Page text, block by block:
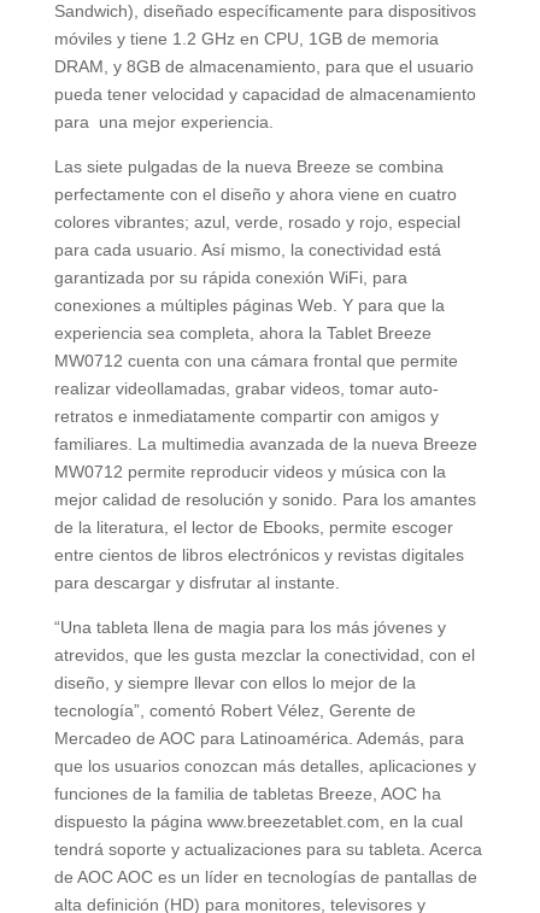
Sandwich), diseñado específicamente para dispositivos
móviles y tiene 1.2 GHz en CPU, 1GB de memoria
DRAM, y 8GB de almacenamiento, para que el usuario
pueda tener velocidad y capacidad de almacenamiento
para una mejor experiencia.
Las siete pulgadas de la nueva Breeze se combina
perfectamente con el diseño y ahora viene en cuatro
colores vibrantes; azul, verde, rosado y rojo, especial
para cada usuario. Así mismo, la conectividad está
garantizada por su rápida conexión WiFi, para
conexiones a múltiples páginas Web. Y para que la
experiencia sea completa, ahora la Tablet Breeze
MW0712 cuenta con una cámara frontal que permite
realizar videollamadas, grabar videos, tomar auto-
retratos e inmediatamente compartir con amigos y
familiares. La multimedia avanzada de la nueva Breeze
MW0712 permite reproducir videos y música con la
mejor calidad de resolución y sonido. Para los amantes
de la literatura, el lector de Ebooks, permite escoger
entre cientos de libros electrónicos y revistas digitales
para descargar y disfrutar al instante.
“Una tableta llena de magia para los más jóvenes y
atrevidos, que les gusta mezclar la conectividad, con el
diseño, y siempre llevar con ellos lo mejor de la
tecnología”, comentó Robert Vélez, Gerente de
Mercadeo de AOC para Latinoamérica. Además, para
que los usuarios conozcan más detalles, aplicaciones y
funciones de la familia de tabletas Breeze, AOC ha
dispuesto la página www.breezetablet.com, en la cual
tendrá soporte y actualizaciones para su tableta. Acerca
de AOC AOC es un líder en tecnologías de pantallas de
alta definición (HD) para monitores, televisores y